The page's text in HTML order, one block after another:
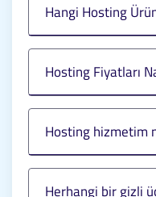
Hangi Hosting
Hosting Fiyatları
Hosting hizmetim
Herhangi bir gizli